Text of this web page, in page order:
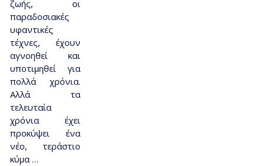
ζωής, οι
παραδοσιακές
υφαντικές
τέχνες, έχουν
αγνοηθεί και
υποτιμηθεί για
πολλά χρόνια.
Αλλά τα
τελευταία
χρόνια έχει
προκύψει ένα
νέο, τεράστιο
κύμα …